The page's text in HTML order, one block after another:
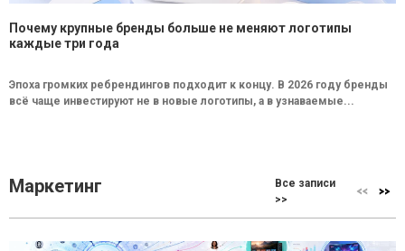
Почему крупные бренды больше не меняют логотипы
каждые три года
Эпоха громких ребрендингов подходит к концу. В 2026 году бренды
всё чаще инвестируют не в новые логотипы, а в узнаваемые...
Маркетинг
Все записи
>>